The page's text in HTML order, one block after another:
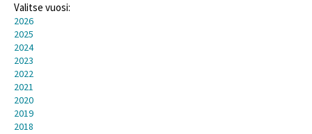
Valitse vuosi:
2026
2025
2024
2023
2022
2021
2020
2019
2018